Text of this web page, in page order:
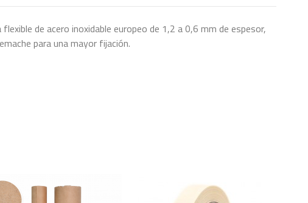
de acero inoxidable europeo de 1,2 a 0,6 mm de espesor,
para una mayor fijación.